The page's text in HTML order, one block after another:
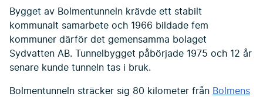
Bygget av Bolmentunneln krävde ett stabilt
kommunalt samarbete och 1966 bildade fem
kommuner därför det gemensamma bolaget
Sydvatten AB. Tunnelbygget påbörjade 1975 och 12 år
senare kunde tunneln tas i bruk.
Bolmentunneln sträcker sig 80 kilometer från Bolmens